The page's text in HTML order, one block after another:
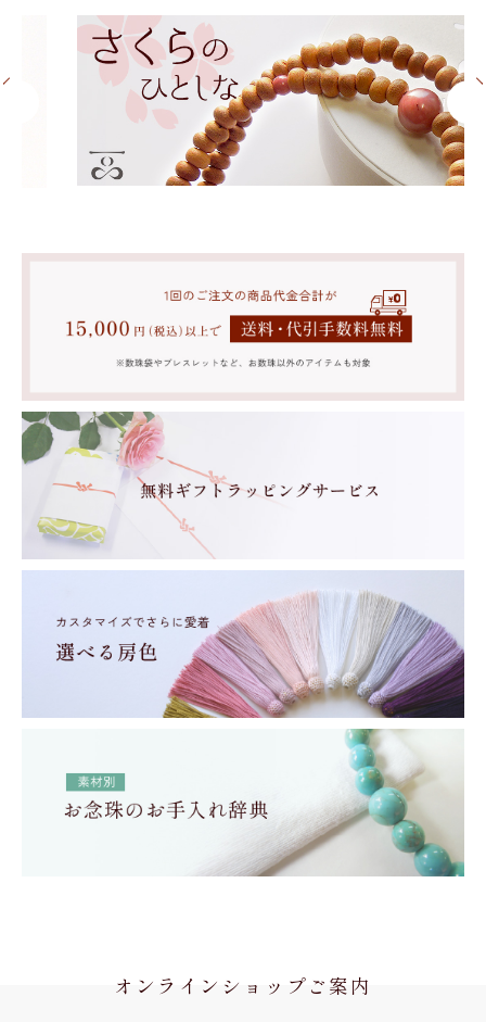
オンラインショップご案内